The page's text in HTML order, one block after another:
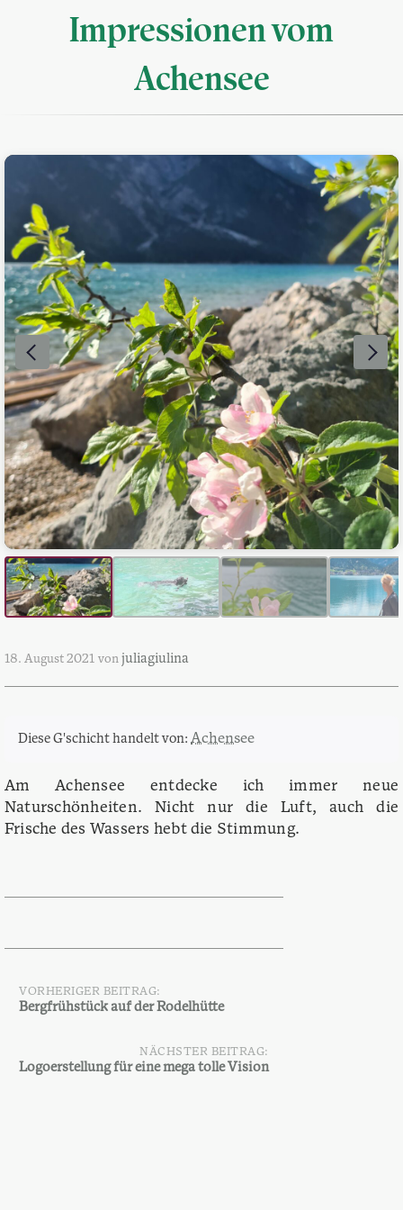
Impressionen vom
Achensee
18. August 2021 von juliagiulina
Diese G'schicht handelt von: Achensee
Am Achensee entdecke ich immer neue
Naturschönheiten. Nicht nur die Luft, auch die
Frische des Wassers hebt die Stimmung.
Beitragsnavigation
VORHERIGER BEITRAG:
Bergfrühstück auf der Rodelhütte
NÄCHSTER BEITRAG:
Logoerstellung für eine mega tolle Vision